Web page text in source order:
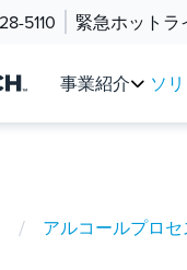
5110 緊急ホットラ
事業紹介 ソ
/ アルコールプロセ